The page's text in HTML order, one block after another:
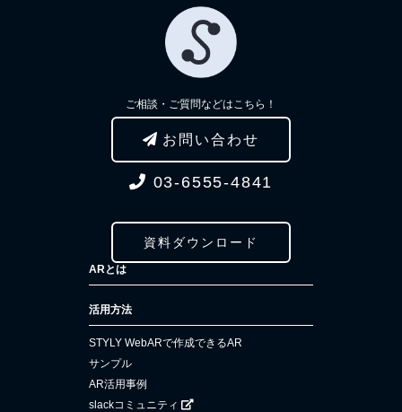
ご相談・ご質問などはこちら！
お問い合わせ
03-6555-4841
資料ダウンロード
ARとは
活用方法
STYLY WebARで作成できるAR
サンプル
AR活用事例
slackコミュニティ